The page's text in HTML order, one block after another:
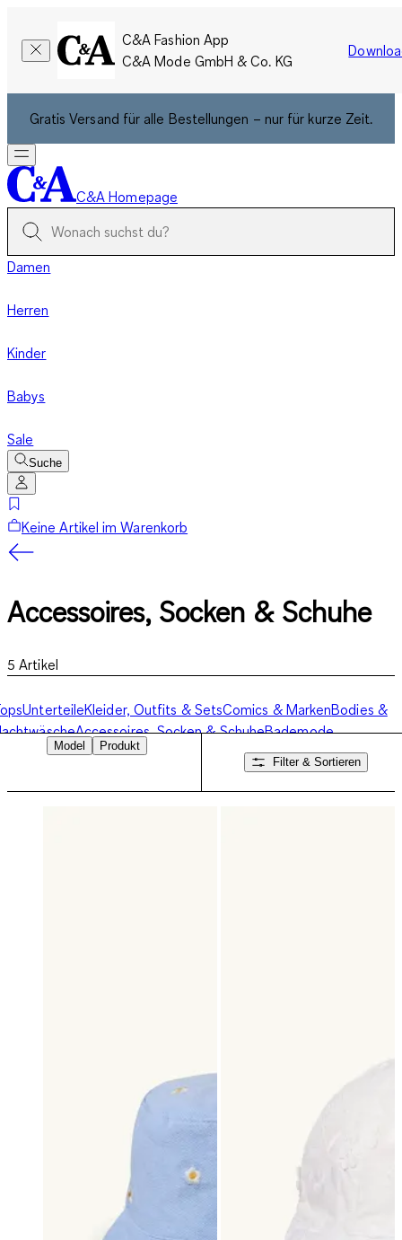
C&A Fashion App
C&A Mode GmbH & Co. KG
Gratis Versand für alle Bestellungen – nur für kurze Zeit.
C&A Homepage
Damen
Herren
Kinder
Babys
Sale
Suche
Keine Artikel im Warenkorb
Accessoires, Socken & Schuhe
5 Artikel
UnterteileKleider, Outfits & SetsComics & MarkenBodies &
Accessoires, Socken & SchuheBademode
Model
Produkt
Filter & Sortieren